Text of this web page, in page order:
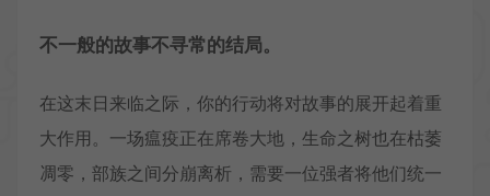
不一般的故事不寻常的结局。
在这末日来临之际，你的行动将对故事的展开起着重
大作用。一场瘟疫正在席卷大地，生命之树也在枯萎
凋零，部族之间分崩离析，需要一位强者将他们统一